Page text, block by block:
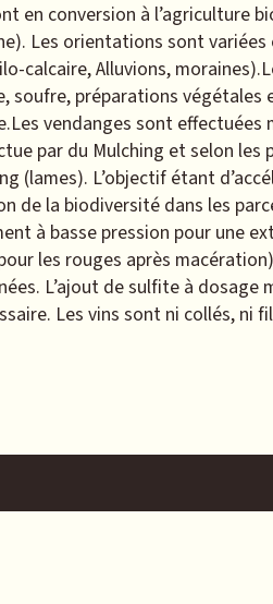
en conversion à l’agriculture
Les orientations sont
calcaire, Alluvions,
soufre, préparations végétales
vendanges sont
par du Mulching et selon
(lames). L’objectif étant
de la biodiversité dans les
à basse pression pour une
les rouges après
L’ajout de sulfite à dosage
Les vins sont ni collés, ni